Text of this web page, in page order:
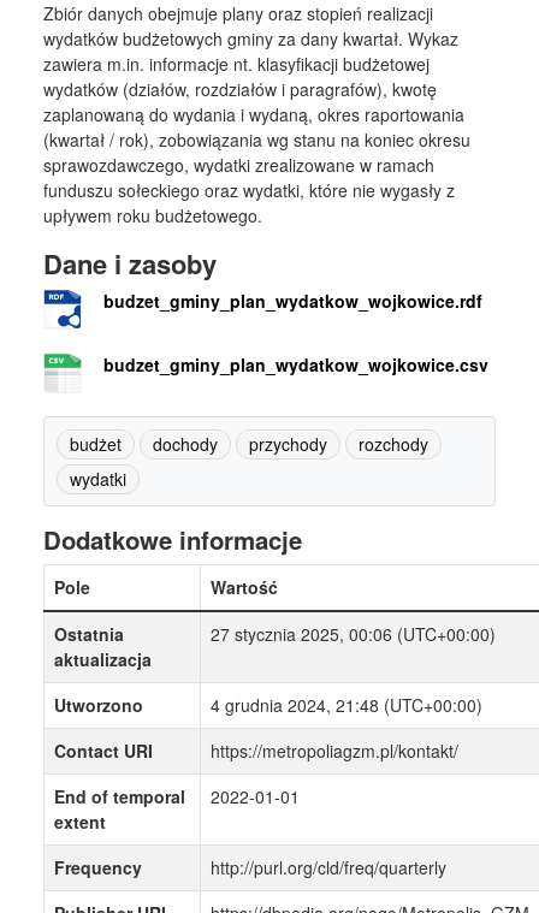
Zbiór danych obejmuje plany oraz stopień realizacji
wydatków budżetowych gminy za dany kwartał. Wykaz
zawiera m.in. informacje nt. klasyfikacji budżetowej
wydatków (działów, rozdziałów i paragrafów), kwotę
zaplanowaną do wydania i wydaną, okres raportowania
(kwartał / rok), zobowiązania wg stanu na koniec okresu
sprawozdawczego, wydatki zrealizowane w ramach
funduszu sołeckiego oraz wydatki, które nie wygasły z
upływem roku budżetowego.
Dane i zasoby
budzet_gminy_plan_wydatkow_wojkowice.rdf
budzet_gminy_plan_wydatkow_wojkowice.csv
budżet dochody przychody
rozchody
wydatki
Dodatkowe informacje
Pole
Wartość
Ostatnia
aktualizacja
27 stycznia 2025, 00:06 (UTC+00:00)
Utworzono
4 grudnia 2024, 21:48 (UTC+00:00)
Contact URI
https://metropoliagzm.pl/kontakt/
End of temporal
extent
2022-01-01
Frequency
http://purl.org/cld/freq/quarterly